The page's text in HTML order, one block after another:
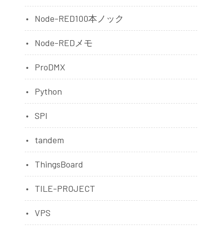
Node-RED100本ノック
Node-REDメモ
ProDMX
Python
SPI
tandem
ThingsBoard
TILE-PROJECT
VPS